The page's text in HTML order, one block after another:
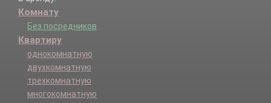
Комнату
Без посредников
Квартиру
однокомнатную
двухкомнатную
трехкомнатную
многокомнатную